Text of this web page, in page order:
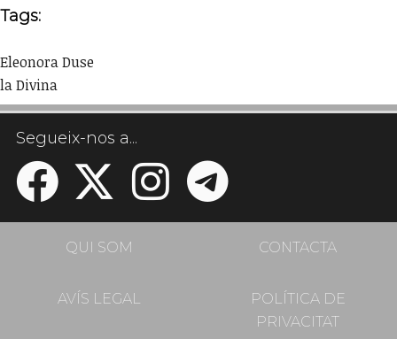
Tags:
Eleonora Duse
la Divina
Segueix-nos a...
QUI SOM CONTACTA
AVÍS LEGAL
POLÍTICA DE
PRIVACITAT